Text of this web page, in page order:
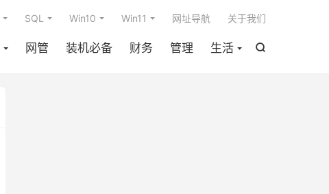

网管 装机必备 财务 管理 生活
SQL Win10 Win11 网址导航 关于我们